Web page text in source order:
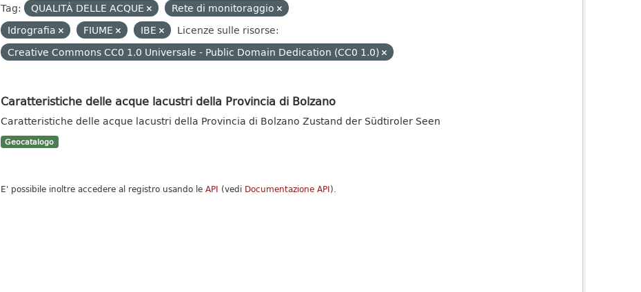
Tag: QUALITÀ DELLE ACQUE
Rete di monitoraggio
Idrografia
FIUME IBE
Licenze sulle risorse:
Creative Commons CC0 1.0 Universale - Public Domain Dedication (CC0 1.0)
Caratteristiche delle acque lacustri della Provincia di Bolzano
Caratteristiche delle acque lacustri della Provincia di Bolzano Zustand der Südtiroler Seen
Geocatalogo
E' possibile inoltre accedere al registro usando le API (vedi Documentazione API).